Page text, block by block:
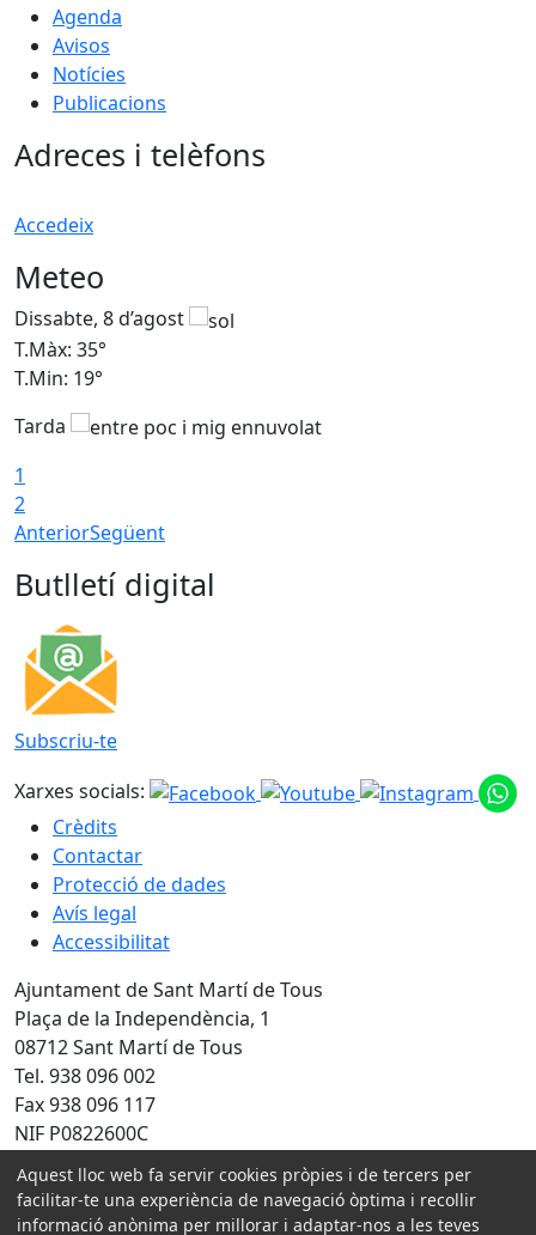
Agenda
Avisos
Notícies
Publicacions
Adreces i telèfons
Accedeix
Meteo
Dissabte, 8 d’agost
T.Màx: 35°
T.Min: 19°
Tarda
1
2
AnteriorSegüent
Butlletí digital
Subscriu-te
Xarxes socials:
Crèdits
Contactar
Protecció de dades
Avís legal
Accessibilitat
Ajuntament de Sant Martí de Tous
Plaça de la Independència, 1
08712 Sant Martí de Tous
Tel. 938 096 002
Fax 938 096 117
NIF P0822600C
Amb la col·laboració de:
Aquest lloc web fa servir cookies pròpies i de tercers per
facilitar-te una experiència de navegació òptima i recollir
informació anònima per millorar i adaptar-nos a les teves